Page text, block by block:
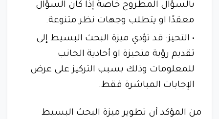
بالسؤال المطروح خاصةً إذا كان السؤال
معقدًا او يتطلب وجهات نظر متنوعة.
التحيز: قد تؤدي ميزة البحث البسيط إلى
تقديم رؤية متحيزة او أحادية الجانب
للمعلومات وذلك بسبب التركيز على عرض
الإجابات المباشرة فقط.
من المؤكد أن تطوير ميزة البحث البسيط